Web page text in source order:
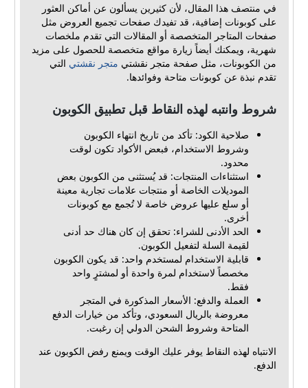
في منتصف هذا المقال، لأن كثيرين يسألون عن أماكن العثور
على كوبونات إضافية، قد تفيدك صفحات تجميع العروض مثل
صفحات المتاجر المتخصصة أو المقالات التي تقدم ملخصات
شهرية، ويمكنك أيضاً زيارة مواقع متخصصة للحصول على مزيد
من الكوبونات، مثل صفحة متجر نقشتي متجر نقشتي التي
تقدم نبذة عن كوبونات متاحة وفوائدها.
شروط وانتبه لهذه النقاط قبل تطبيق الكوبون
صلاحية الكود: تأكد من تاريخ انتهاء الكوبون
وشروط الاستخدام، فبعض الأكواد تكون لوقت
محدود.
استثناءات المنتجات: قد يُستثنى من الكوبون بعض
الموديلات الخاصة أو منتجات علامات تجارية معينة
أو سلع عليها عروض خاصة لا تُجمع مع كوبونات
أخرى.
الحد الأدنى للشراء: تحقق إن كان هناك حد أدنى
لقيمة السلة لتفعيل الكوبون.
قابلية الاستخدام لمستخدم واحد: قد يكون الكوبون
مخصصاً لاستخدام لمرة واحدة أو لمشترٍ واحد
فقط.
العملة والدفع: الأسعار المذكورة في المتجر
معروضة بالريال السعودي، وتأكد من خيارات الدفع
المتاحة وشروط الشحن الدولي إن رغبت.
الانتباه لهذه النقاط يوفر عليك الوقت ويمنع رفض الكوبون عند
الدفع.